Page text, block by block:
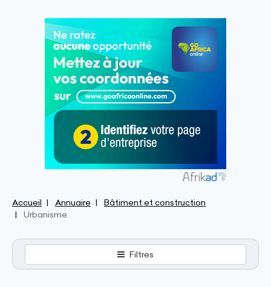
Accueil Annuaire
Bâtiment et construction
Urbanisme
Filtres